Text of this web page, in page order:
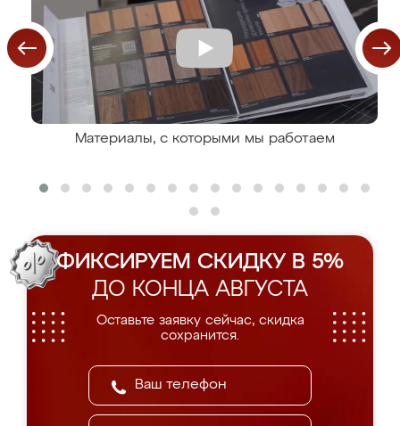
Материалы, с которыми мы работаем
ФИКСИРУЕМ СКИДКУ В 5%
ДО КОНЦА АВГУСТА
Оставьте заявку сейчас, скидка
сохранится.